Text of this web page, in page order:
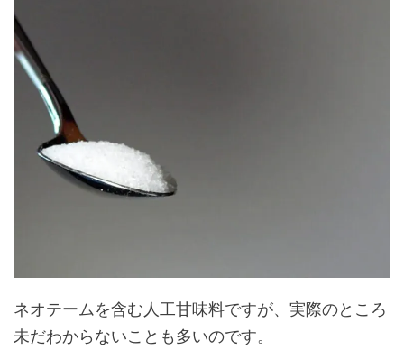
ネオテームを含む人工甘味料ですが、実際のところ
未だわからないことも多いのです。